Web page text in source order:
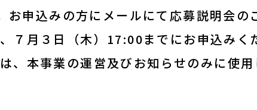
申込みの方にメールにて応募説明会の
７月３日（木）17:00までにお申込みく
本事業の運営及びお知らせのみに使用